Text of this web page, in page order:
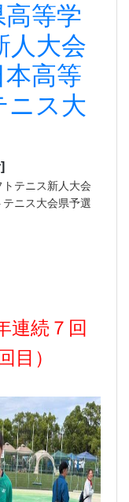
等学
人大会
本高等
ニス大
テニス新人大会
テニス大会県予選
続７回
目）